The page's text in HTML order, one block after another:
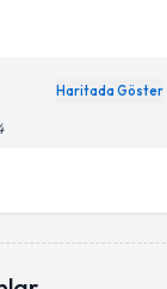
Haritada Göster